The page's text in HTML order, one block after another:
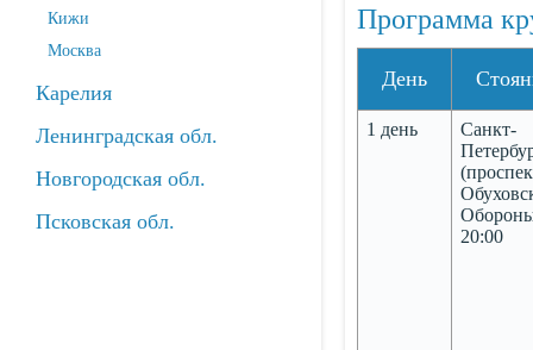
Кижи
Москва
Карелия
Ленинградская обл.
Новгородская обл.
Псковская обл.
Программа
День
1 день
Санкт-
20:00